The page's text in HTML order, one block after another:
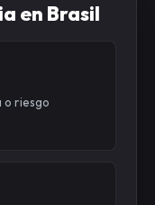
en Brasil
o riesgo